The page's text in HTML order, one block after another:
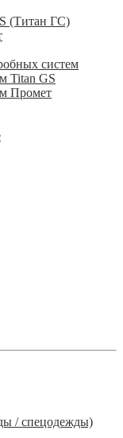
(Титан ГС)
систем
Titan GS
Промет
/ спецодежды)